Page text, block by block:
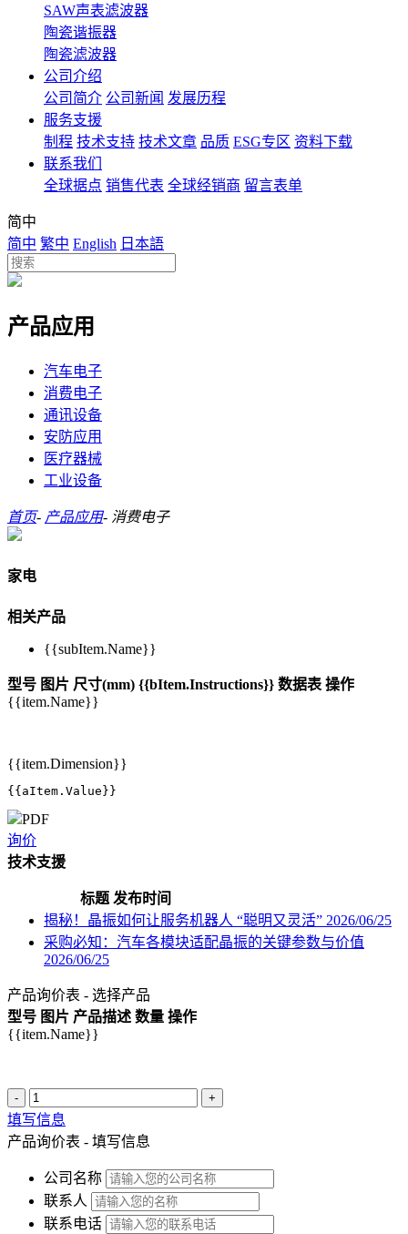
SAW声表滤波器
陶瓷谐振器
陶瓷滤波器
公司介绍
公司简介 公司新闻 发展历程
服务支援
制程 技术支持 技术文章 品质 ESG专区 资料下载
联系我们
全球据点 销售代表 全球经销商 留言表单
简中
简中 繁中 English 日本語
产品应用
汽车电子
消费电子
通讯设备
安防应用
医疗器械
工业设备
首页- 产品应用- 消费电子
家电
相关产品
{{subItem.Name}}
型号 图片 尺寸(mm) {{bItem.Instructions}} 数据表 操作
{{item.Name}}
{{item.Dimension}}
{{aItem.Value}}
PDF
询价
技术支援
标题 发布时间
揭秘！晶振如何让服务机器人 “聪明又灵活” 2026/06/25
采购必知：汽车各模块适配晶振的关键参数与价值
2026/06/25
产品询价表 - 选择产品
型号 图片 产品描述 数量 操作
{{item.Name}}
- +
填写信息
产品询价表 - 填写信息
公司名称
联系人
联系电话